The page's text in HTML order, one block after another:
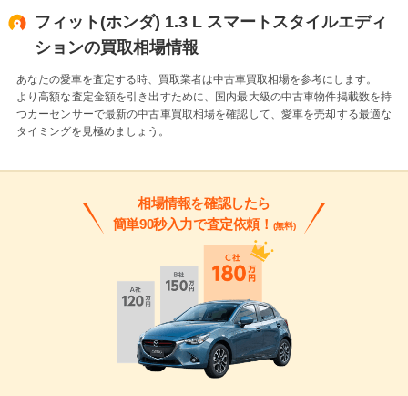
フィット(ホンダ) 1.3 L スマートスタイルエディ
ションの買取相場情報
あなたの愛車を査定する時、買取業者は中古車買取相場を参考にします。
より高額な査定金額を引き出すために、国内最大級の中古車物件掲載数を持
つカーセンサーで最新の中古車買取相場を確認して、愛車を売却する最適な
タイミングを見極めましょう。
相場情報を確認したら
簡単90秒入力で査定依頼！ (無料)